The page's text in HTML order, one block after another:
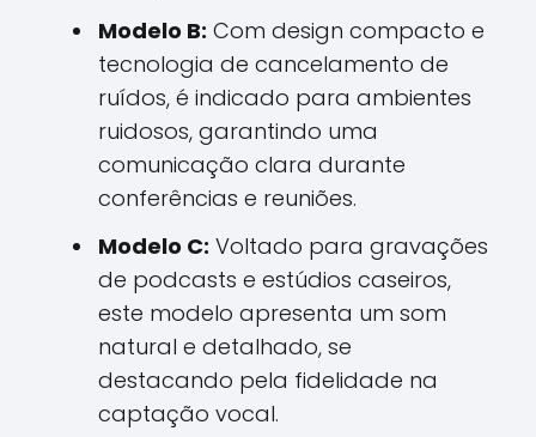
Modelo B: Com design compacto e
tecnologia de cancelamento de
ruídos, é indicado para ambientes
ruidosos, garantindo uma
comunicação clara durante
conferências e reuniões.
Modelo C: Voltado para gravações
de podcasts e estúdios caseiros,
este modelo apresenta um som
natural e detalhado, se
destacando pela fidelidade na
captação vocal.